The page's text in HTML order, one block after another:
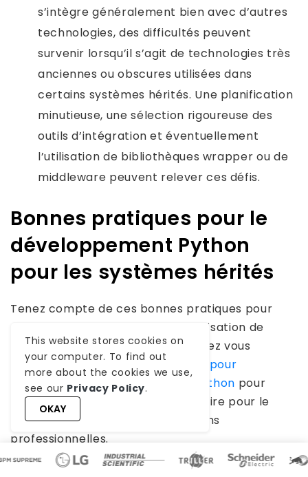
s’intègre généralement bien avec d’autres
technologies, des difficultés peuvent
survenir lorsqu’il s’agit de technologies très
anciennes ou obscures utilisées dans
certains systèmes hérités. Une planification
minutieuse, une sélection rigoureuse des
outils d’intégration et éventuellement
l’utilisation de bibliothèques wrapper ou de
middleware peuvent relever ces défis.
Bonnes pratiques pour le
développement Python
pour les systèmes hérités
Tenez compte de ces bonnes pratiques pour
maximiser le succès de la modernisation de
l’héritage avec Python. Vous pouvez vous
adresser à un professionnel
guide pour
externaliser le développement Python pour
obtenir un avantage supplémentaire pour le
développement de vos applications
professionnelles.
This website stores cookies on
your computer. To find out
more about the cookies we use,
see our Privacy Policy.
OKAY